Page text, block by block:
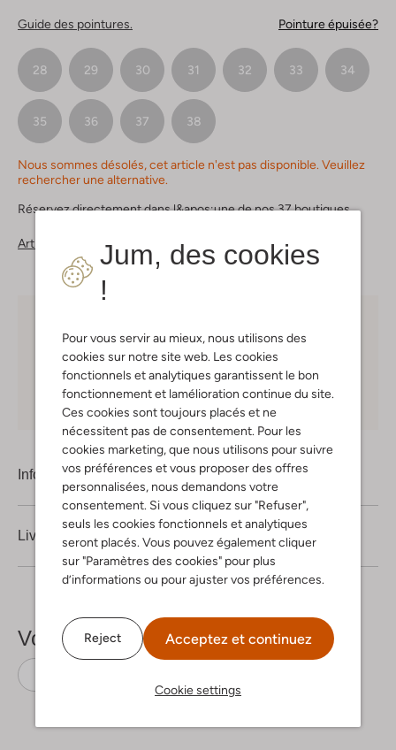
Jum, des cookies
!
Pour vous servir au mieux, nous utilisons des
cookies sur notre site web. Les cookies
fonctionnels et analytiques garantissent le bon
fonctionnement et lamélioration continue du site.
Ces cookies sont toujours placés et ne
nécessitent pas de consentement. Pour les
cookies marketing, que nous utilisons pour suivre
vos préférences et vous proposer des offres
personnalisées, nous demandons votre
consentement. Si vous cliquez sur "Refuser",
seuls les cookies fonctionnels et analytiques
seront placés. Vous pouvez également cliquer
sur "Paramètres des cookies" pour plus
d’informations ou pour ajuster vos préférences.
Reject Acceptez et continuez
Cookie settings
Guide des pointures. Pointure épuisée?
28 29 30 31 32 33 34
35 36 37 38
Nous sommes désolés, cet article n'est pas disponible. Veuillez
rechercher une alternative.
Réservez directement dans l&apos;une de nos 37 boutiques
Articles similaires
30 joursde retours
Shopping en ligne en toute sécurité
Information produit
Livraison & retours
Voir plus